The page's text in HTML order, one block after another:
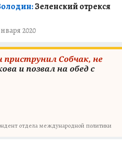
Зеленский отрекся
2020
приструнил Собчак, не
и позвал на обед с
отдела международной политики